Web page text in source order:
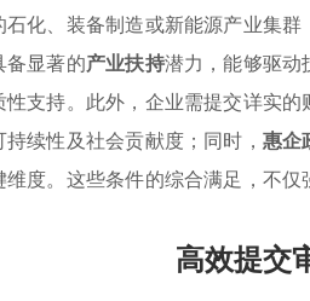
化、装备制造或新能源产业集
备显著的产业扶持潜力，能够驱动
支持。此外，企业需提交详实
续性及社会贡献度；同时， 惠企
度。这些条件的综合满足，不
高效提交